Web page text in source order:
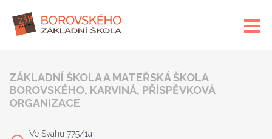
ZÁKLADNÍ ŠKOLA A MATEŘSKÁ ŠKOLA
BOROVSKÉHO, KARVINÁ, PŘÍSPĚVKOVÁ
ORGANIZACE
Ve Svahu 775/1a